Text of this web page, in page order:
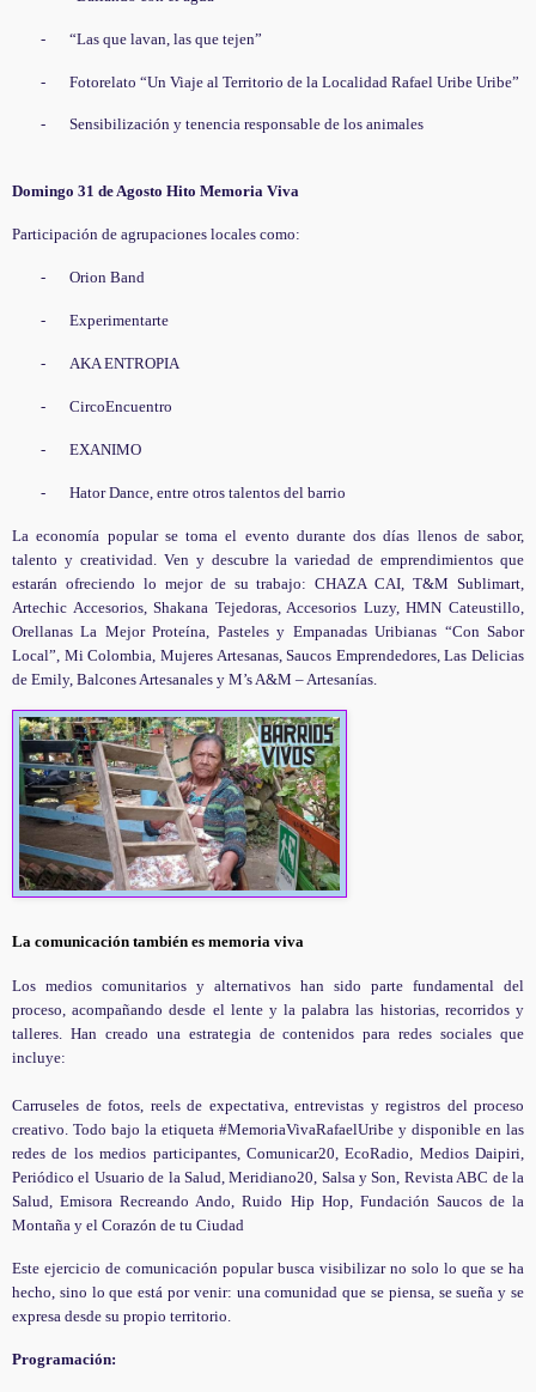
- “Las que lavan, las que tejen”
- Fotorelato “Un Viaje al Territorio de la Localidad Rafael Uribe Uribe”
- Sensibilización y tenencia responsable de los animales
Domingo 31 de Agosto Hito Memoria Viva
Participación de agrupaciones locales como:
- Orion Band
- Experimentarte
- AKA ENTROPIA
- CircoEncuentro
- EXANIMO
- Hator Dance, entre otros talentos del barrio
La economía popular se toma el evento durante dos días llenos de sabor,
talento y creatividad. Ven y descubre la variedad de emprendimientos que
estarán ofreciendo lo mejor de su trabajo: CHAZA CAI, T&M Sublimart,
Artechic Accesorios, Shakana Tejedoras, Accesorios Luzy, HMN Cateustillo,
Orellanas La Mejor Proteína, Pasteles y Empanadas Uribianas “Con Sabor
Local”, Mi Colombia, Mujeres Artesanas, Saucos Emprendedores, Las Delicias
de Emily, Balcones Artesanales y M’s A&M – Artesanías.
La comunicación también es memoria viva
Los medios comunitarios y alternativos han sido parte fundamental del
proceso, acompañando desde el lente y la palabra las historias, recorridos y
talleres. Han creado una estrategia de contenidos para redes sociales que
incluye:
Carruseles de fotos, reels de expectativa, entrevistas y registros del proceso
creativo. Todo bajo la etiqueta #MemoriaVivaRafaelUribe y disponible en las
redes de los medios participantes, Comunicar20, EcoRadio, Medios Daipiri,
Periódico el Usuario de la Salud, Meridiano20, Salsa y Son, Revista ABC de la
Salud, Emisora Recreando Ando, Ruido Hip Hop, Fundación Saucos de la
Montaña y el Corazón de tu Ciudad
Este ejercicio de comunicación popular busca visibilizar no solo lo que se ha
hecho, sino lo que está por venir: una comunidad que se piensa, se sueña y se
expresa desde su propio territorio.
Programación: